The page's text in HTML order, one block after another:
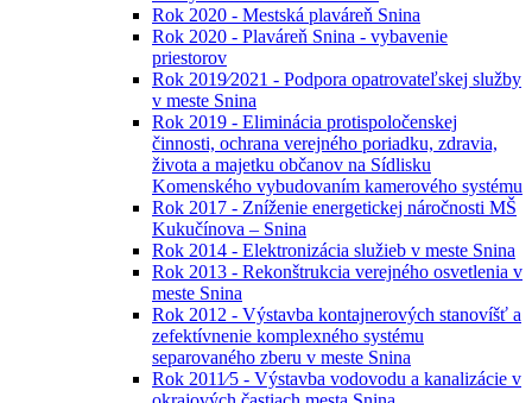
Rok 2020 - Mestská plaváreň Snina
Rok 2020 - Plaváreň Snina - vybavenie
priestorov
Rok 2019⁄2021 - Podpora opatrovateľskej služby
v meste Snina
Rok 2019 - Eliminácia protispoločenskej
činnosti, ochrana verejného poriadku, zdravia,
života a majetku občanov na Sídlisku
Komenského vybudovaním kamerového systému
Rok 2017 - Zníženie energetickej náročnosti MŠ
Kukučínova – Snina
Rok 2014 - Elektronizácia služieb v meste Snina
Rok 2013 - Rekonštrukcia verejného osvetlenia v
meste Snina
Rok 2012 - Výstavba kontajnerových stanovíšť a
zefektívnenie komplexného systému
separovaného zberu v meste Snina
Rok 2011⁄5 - Výstavba vodovodu a kanalizácie v